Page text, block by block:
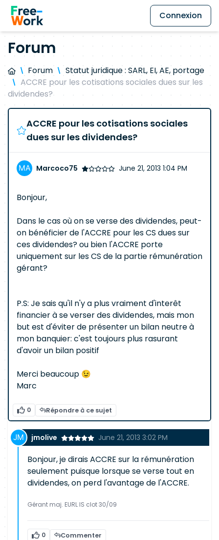
Connexion
Forum
Forum
Statut juridique : SARL, EI, AE, portage
ACCRE pour les cotisations sociales dues sur les
dividendes?
ACCRE pour les cotisations sociales
dues sur les dividendes?
Marcoco75 June 21, 2013 1:04 PM
Bonjour,
Dans le cas où on se verse des dividendes, peut-
on bénéficier de l'ACCRE pour les CS dues sur
ces dividendes? ou bien l'ACCRE porte
uniquement sur les CS de la partie rémunération
gérant?
P.S: Je sais qu'il n'y a plus vraiment d'interêt
financier à se verser des dividendes, mais mon
but est d'éviter de présenter un bilan neutre à
mon banquier: c'est toujours plus rasurant
d'avoir un bilan positif
Merci beaucoup 😉
Marc
0 Répondre à ce sujet
jmolive June 21, 2013 3:02 PM
Bonjour, je dirais ACCRE sur la rémunération
seulement puisque lorsque se verse tout en
dividendes, on perd l'avantage de l'ACCRE.
Gérant maj. EURL IS clot 30/09
0 Commenter